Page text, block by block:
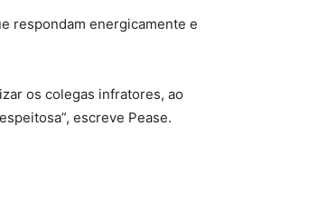
respondam energicamente e
os colegas infratores, ao
escreve Pease.